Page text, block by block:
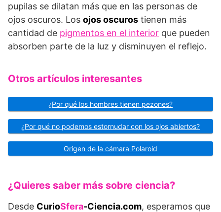
pupilas se dilatan más que en las personas de
ojos oscuros. Los ojos oscuros tienen más
cantidad de pigmentos en el interior que pueden
absorben parte de la luz y disminuyen el reflejo.
Otros artículos interesantes
¿Por qué los hombres tienen pezones?
¿Por qué no podemos estornudar con los ojos abiertos?
Origen de la cámara Polaroid
¿Quieres saber más sobre ciencia?
Desde CurioSfera-Ciencia.com, esperamos que